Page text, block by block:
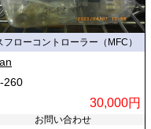
フローコントローラー（MFC）
260
30,000円
お問い合わせ